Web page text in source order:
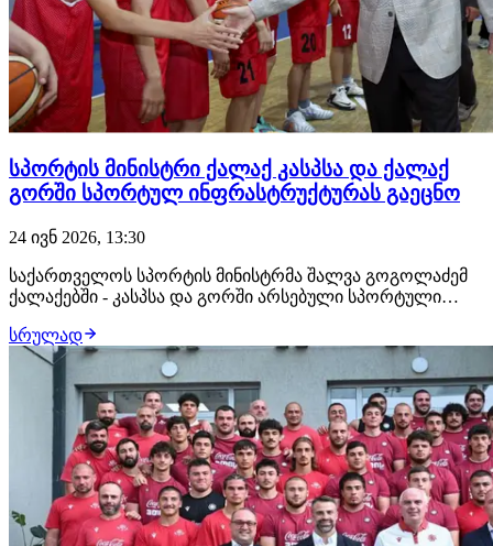
სპორტის მინისტრი ქალაქ კასპსა და ქალაქ
გორში სპორტულ ინფრასტრუქტურას გაეცნო
24 ივნ 2026, 13:30
საქართველოს სპორტის მინისტრმა შალვა გოგოლაძემ
ქალაქებში - კასპსა და გორში არსებული სპორტული
ადგილობრივი თვითმმართველობების
წარმომადგენლებს, მუნიციპალიტეტებში დასაქმებულ
მწვრთნელებს, სპორტსმენებსა და სპორტული
საზოგადოების წარმომადგენლებს შეხვდა…
სრულად